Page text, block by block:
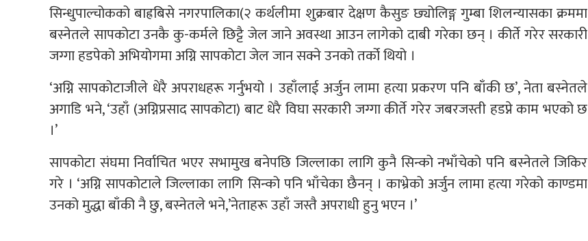
सिन्धुपाल्चोकको बाह्रबिसे नगरपालिका(२ कर्थलीमा शुक्रबार देक्षण कैसुङ छ्योलिङ्ग गुम्बा शिलन्यासका क्रममा
बस्नेतले सापकोटा उनकै कु-कर्मले छिट्टै जेल जाने अवस्था आउन लागेको दाबी गरेका छन् । कीर्ते गरेर सरकारी
जग्गा हडपेको अभियोगमा अग्नि सापकोटा जेल जान सक्ने उनको तर्को थियो ।
‘अग्नि सापकोटाजीले धेरै अपराधहरू गर्नुभयो । उहाँलाई अर्जुन लामा हत्या प्रकरण पनि बाँकी छ’, नेता बस्नेतले
अगाडि भने, ‘उहाँ (अग्निप्रसाद सापकोटा) बाट धेरै विघा सरकारी जग्गा कीर्ते गरेर जबरजस्ती हडप्ने काम भएको छ
।’
सापकोटा संघमा निर्वाचित भएर सभामुख बनेपछि जिल्लाका लागि कुनै सिन्को नभाँचेको पनि बस्नेतले जिकिर
गरे । ‘अग्नि सापकोटाले जिल्लाका लागि सिन्को पनि भाँचेका छैनन् । काभ्रेको अर्जुन लामा हत्या गरेको काण्डमा
उनको मुद्धा बाँकी नै छु, बस्नेतले भने,’नेताहरू उहाँ जस्तै अपराधी हुनु भएन ।’